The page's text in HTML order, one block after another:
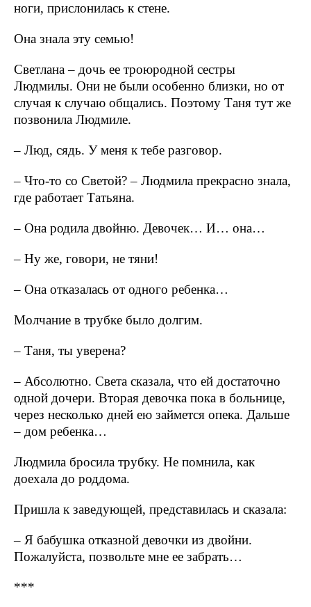
ноги, прислонилась к стене.
Она знала эту семью!
Светлана – дочь ее троюродной сестры
Людмилы. Они не были особенно близки, но от
случая к случаю общались. Поэтому Таня тут же
позвонила Людмиле.
– Люд, сядь. У меня к тебе разговор.
– Что-то со Светой? – Людмила прекрасно знала,
где работает Татьяна.
– Она родила двойню. Девочек… И… она…
– Ну же, говори, не тяни!
– Она отказалась от одного ребенка…
Молчание в трубке было долгим.
– Таня, ты уверена?
– Абсолютно. Света сказала, что ей достаточно
одной дочери. Вторая девочка пока в больнице,
через несколько дней ею займется опека. Дальше
– дом ребенка…
Людмила бросила трубку. Не помнила, как
доехала до роддома.
Пришла к заведующей, представилась и сказала:
– Я бабушка отказной девочки из двойни.
Пожалуйста, позвольте мне ее забрать…
***